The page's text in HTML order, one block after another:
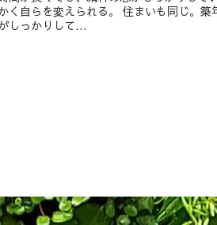
く自らを変えられる。 住まいも同じ。築
しっかりして...